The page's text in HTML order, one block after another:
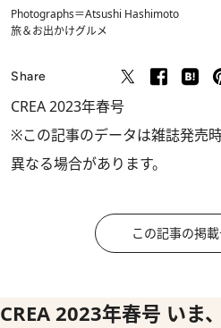
Photographs＝Atsushi Hashimoto
旅＆お出かけグルメ
Share
CREA 2023年春号
※この記事のデータは雑誌発売
異なる場合があります。
この記事の掲
CREA 2023年春号 いま